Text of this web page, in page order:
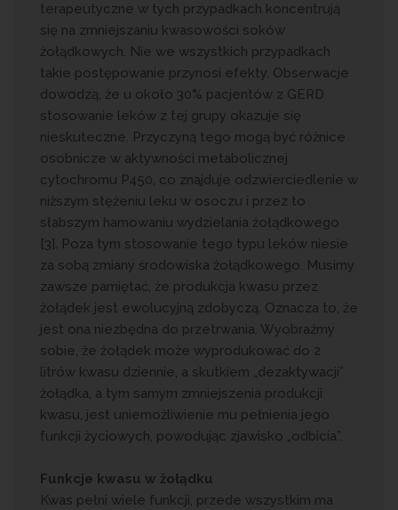
terapeutyczne w tych przypadkach koncentrują
się na zmniejszaniu kwasowości soków
żołądkowych. Nie we wszystkich przypadkach
takie postępowanie przynosi efekty. Obserwacje
dowodzą, że u około 30% pacjentów z GERD
stosowanie leków z tej grupy okazuje się
nieskuteczne. Przyczyną tego mogą być różnice
osobnicze w aktywności metabolicznej
cytochromu P450, co znajduje odzwierciedlenie w
niższym stężeniu leku w osoczu i przez to
słabszym hamowaniu wydzielania żołądkowego
[3]. Poza tym stosowanie tego typu leków niesie
za sobą zmiany środowiska żołądkowego. Musimy
zawsze pamiętać, że produkcja kwasu przez
żołądek jest ewolucyjną zdobyczą. Oznacza to, że
jest ona niezbędna do przetrwania. Wyobraźmy
sobie, że żołądek może wyprodukować do 2
litrów kwasu dziennie, a skutkiem „dezaktywacji”
żołądka, a tym samym zmniejszenia produkcji
kwasu, jest uniemożliwienie mu pełnienia jego
funkcji życiowych, powodując zjawisko „odbicia”.
Funkcje kwasu w żołądku
Kwas pełni wiele funkcji, przede wszystkim ma